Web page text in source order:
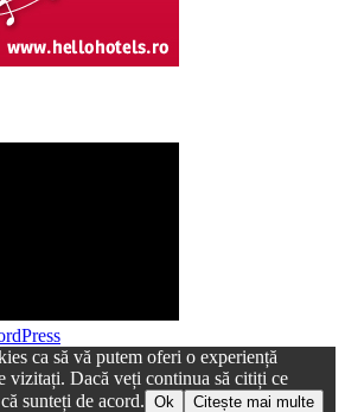
ca să vă putem oferi o experiență
vizitați. Dacă veți continua să citiți ce
sunteți de acord. Ok Citește mai multe